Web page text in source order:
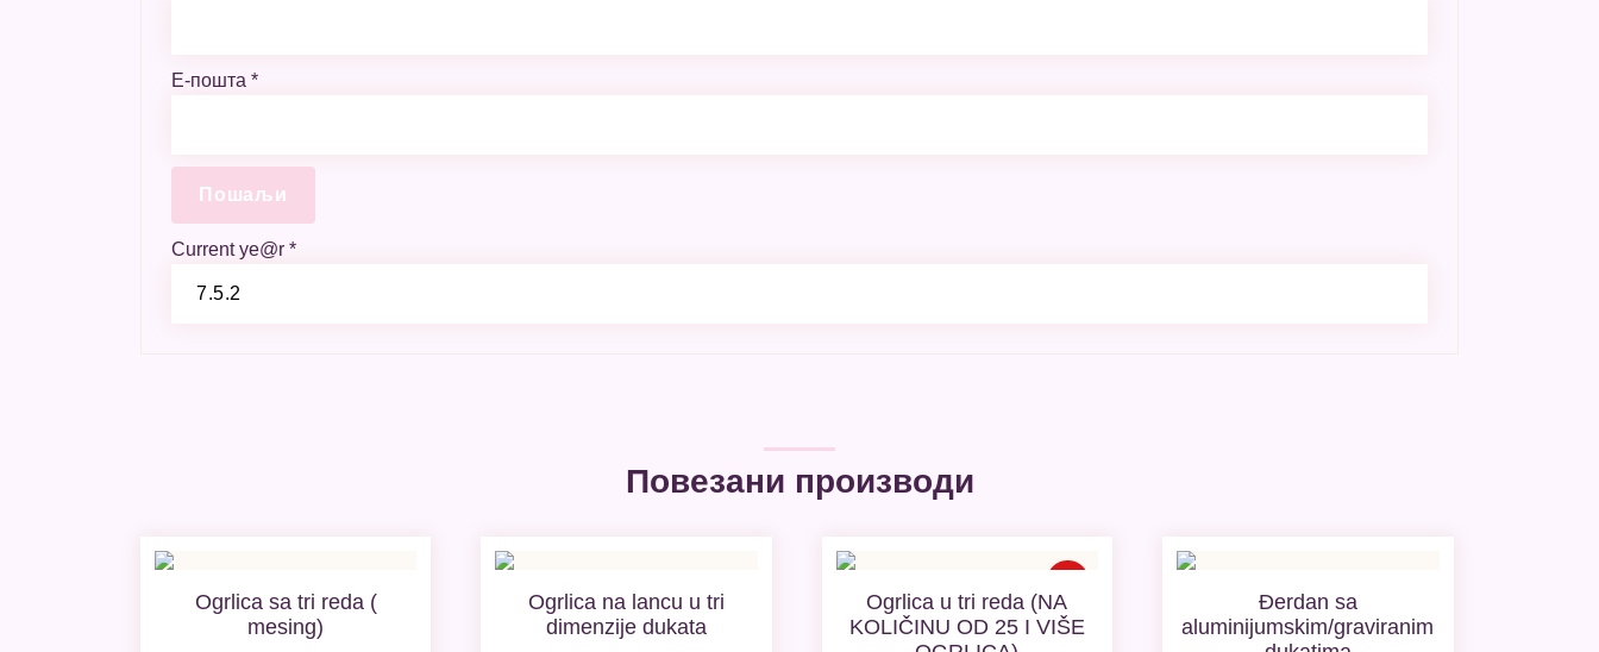
Е-пошта *
Current ye@r *
Повезани производи
Ogrlica sa tri reda (
mesing)
Ogrlica na lancu u tri
dimenzije dukata
Ogrlica u tri reda (NA
KOLIČINU OD 25 I VIŠE
Đerdan sa
aluminijumskim/graviranim